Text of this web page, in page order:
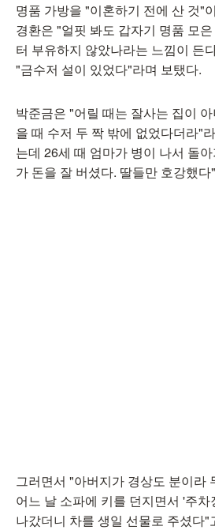
명품 가방을 "이혼하기 전에 산 것"
경환은 "얼핏 봐도 갑자기 명품 모
터 부유하지 않았나라는 느낌이 든
"금수저 설이 있었다"라며 보탰다.
박준금은 "어릴 때는 잘사는 집이
을 때 수저 두 짝 밖에 없었다더라"
는데 26세 때 엄마가 병이 나서 돌
가 돈을 잘 버셨다. 딸들만 호강했
그러면서 "아버지가 경상도 분이라
어느 날 소파에 키를 던지면서 '주
나갔더니 차를 생일 선물로 주셨다